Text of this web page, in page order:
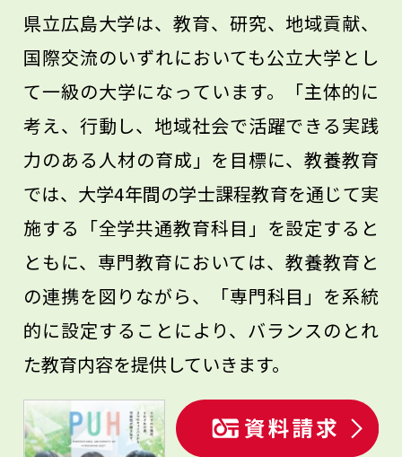
県立広島大学は、教育、研究、地域貢献、
国際交流のいずれにおいても公立大学とし
て一級の大学になっています。「主体的に
考え、行動し、地域社会で活躍できる実践
力のある人材の育成」を目標に、教養教育
では、大学4年間の学士課程教育を通じて実
施する「全学共通教育科目」を設定すると
ともに、専門教育においては、教養教育と
の連携を図りながら、「専門科目」を系統
的に設定することにより、バランスのとれ
た教育内容を提供していきます。